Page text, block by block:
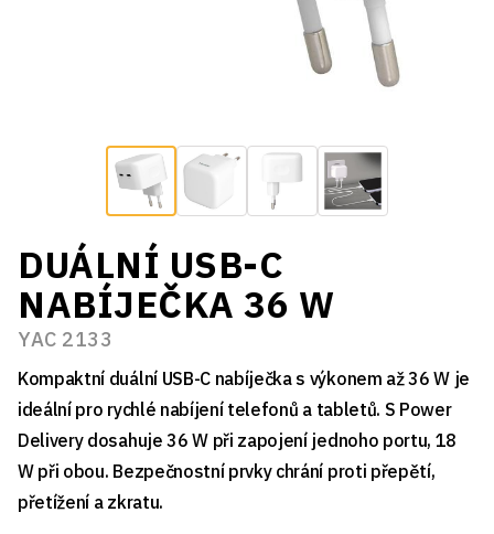
DUÁLNÍ USB-C
NABÍJEČKA 36 W
YAC 2133
Kompaktní duální USB-C nabíječka s výkonem až 36 W je
ideální pro rychlé nabíjení telefonů a tabletů. S Power
Delivery dosahuje 36 W při zapojení jednoho portu, 18
W při obou. Bezpečnostní prvky chrání proti přepětí,
přetížení a zkratu.